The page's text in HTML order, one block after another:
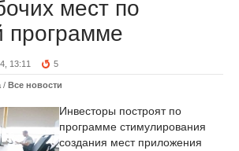
мест по
программе
13:11 5
/ Все новости
Инвесторы построят по
программе стимулирования
создания мест приложения